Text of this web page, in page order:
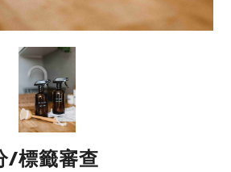
/標籤審查